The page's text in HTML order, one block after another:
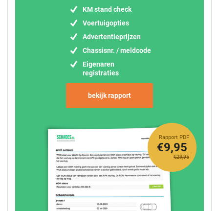
KM stand check
Voertuigopties
Advertentieprijzen
Chassisnr. / meldcode
Eigenaren
registraties
bekijk rapport
Rapport PDF
€29,95
€9,95